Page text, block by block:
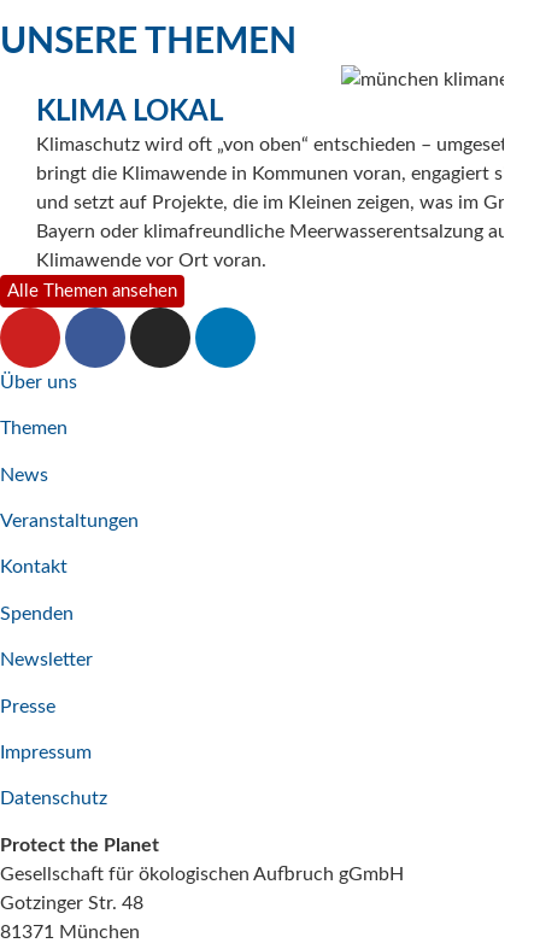
UNSERE THEMEN
KLIMA LOKAL
Klimaschutz wird oft „von oben“ entschieden –
bringt die Klimawende in Kommunen voran, engagiert
und setzt auf Projekte, die im Kleinen zeigen, was im
Bayern oder klimafreundliche Meerwasserentsalzung auf
Klimawende vor Ort voran.
Alle Themen ansehen
Über uns
Themen
News
Veranstaltungen
Kontakt
Spenden
Newsletter
Presse
Impressum
Datenschutz
Protect the Planet
Gesellschaft für ökologischen Aufbruch gGmbH
Gotzinger Str. 48
81371 München